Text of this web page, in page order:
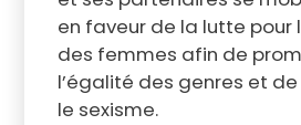
en faveur de la lutte pour
des femmes afin de
l’égalité des genres et
le sexisme.